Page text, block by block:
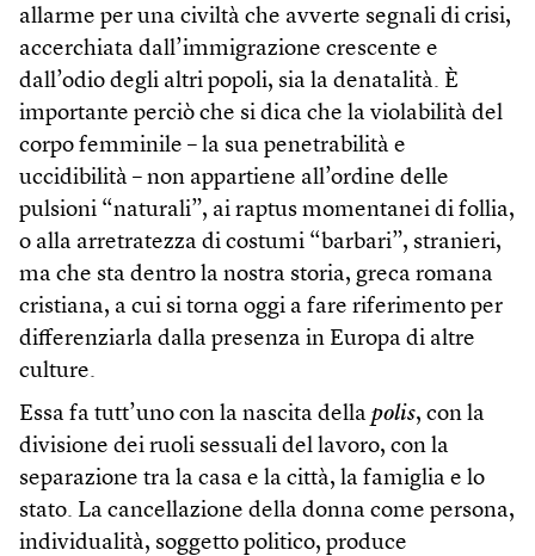
allarme per una civiltà che avverte segnali di crisi,
accerchiata dall’immigrazione crescente e
dall’odio degli altri popoli, sia la denatalità. È
importante perciò che si dica che la violabilità del
corpo femminile – la sua penetrabilità e
uccidibilità – non appartiene all’ordine delle
pulsioni “naturali”, ai raptus momentanei di follia,
o alla arretratezza di costumi “barbari”, stranieri,
ma che sta dentro la nostra storia, greca romana
cristiana, a cui si torna oggi a fare riferimento per
differenziarla dalla presenza in Europa di altre
culture.
Essa fa tutt’uno con la nascita della polis, con la
divisione dei ruoli sessuali del lavoro, con la
separazione tra la casa e la città, la famiglia e lo
stato. La cancellazione della donna come persona,
individualità, soggetto politico, produce